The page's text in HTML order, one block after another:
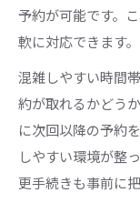
予約が可能です。
軟に対応できます。
混雑しやすい時間
約が取れるかどう
に次回以降の予約
しやすい環境が整
更手続きも事前に